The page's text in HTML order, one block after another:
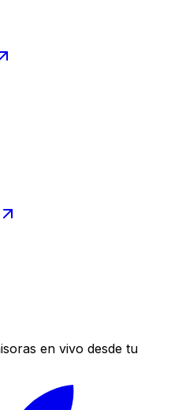
en vivo desde tu